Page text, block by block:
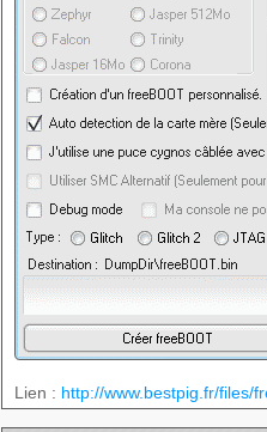
Lien : http://www.bestpig.fr/files/